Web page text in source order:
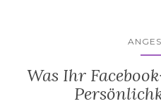
Was Ihr